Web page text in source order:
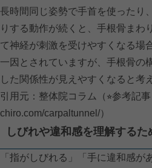
長時間同じ姿勢で手首を使ったり
りする動作が続くと、手根骨まわ
て神経が刺激を受けやすくなる場
一因とされていますが、手根骨の
した関係性が見えやすくなると考
引用元：整体院コラム（⭐︎参考記事
chiro.com/carpaltunnel/）
しびれや違和感を理解するた
「指がしびれる」「手に違和感